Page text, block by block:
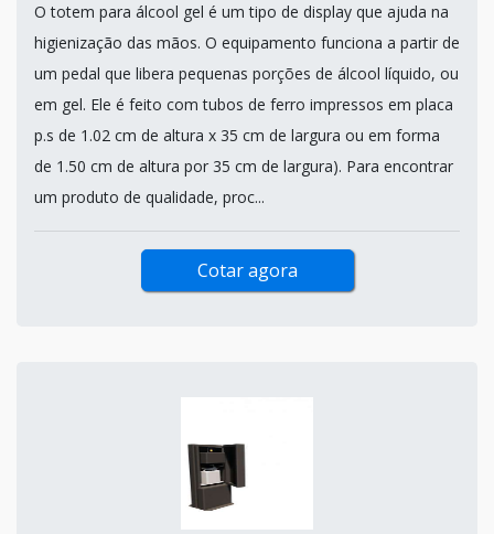
O totem para álcool gel é um tipo de display que ajuda na
higienização das mãos. O equipamento funciona a partir de
um pedal que libera pequenas porções de álcool líquido, ou
em gel. Ele é feito com tubos de ferro impressos em placa
p.s de 1.02 cm de altura x 35 cm de largura ou em forma
de 1.50 cm de altura por 35 cm de largura). Para encontrar
um produto de qualidade, proc...
Cotar agora